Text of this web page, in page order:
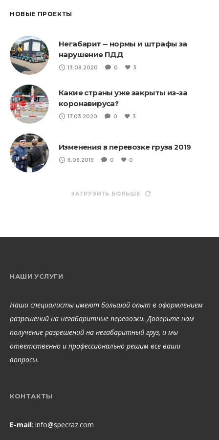
НОВЫЕ ПРОЕКТЫ
Негабарит — нормы и штрафы за
нарушение ПДД
13.08.2020 0 3
Какие страны уже закрыты из-за
коронавируса?
17.03.2020 0 3
Изменения в перевозке груза 2019
6.06.2019 0 0
ЗАГРУЗИТЬ БОЛЬШЕ
НАШИ УСЛУГИ
Наши специалисты имеют большой опыт в оформлением
разрешений на негабаритные перевозки. Доверьте нам
получение разрешений на негабаритный груз, и мы
ответственно и профессионально решим все ваши
вопросы.
КОНТАКТЫ
E-mail: info@specraz.com